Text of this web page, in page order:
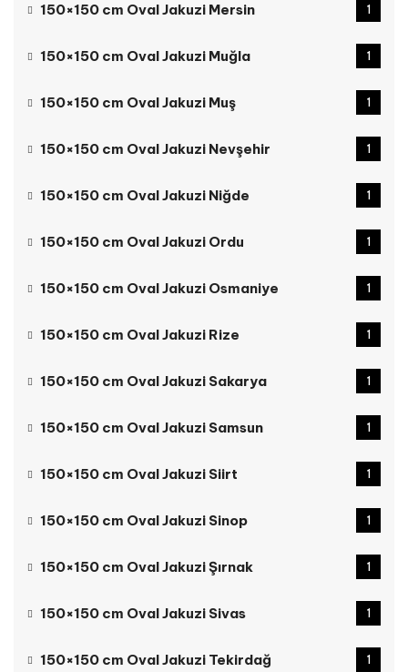
150×150 cm Oval Jakuzi Mersin 1
150×150 cm Oval Jakuzi Muğla 1
150×150 cm Oval Jakuzi Muş 1
150×150 cm Oval Jakuzi Nevşehir 1
150×150 cm Oval Jakuzi Niğde 1
150×150 cm Oval Jakuzi Ordu 1
150×150 cm Oval Jakuzi Osmaniye 1
150×150 cm Oval Jakuzi Rize 1
150×150 cm Oval Jakuzi Sakarya 1
150×150 cm Oval Jakuzi Samsun 1
150×150 cm Oval Jakuzi Siirt 1
150×150 cm Oval Jakuzi Sinop 1
150×150 cm Oval Jakuzi Şırnak 1
150×150 cm Oval Jakuzi Sivas 1
150×150 cm Oval Jakuzi Tekirdağ 1